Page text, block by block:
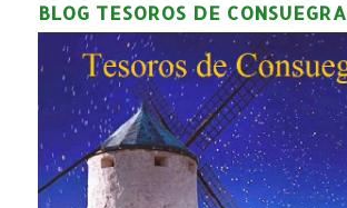
BLOG TESOROS DE CONSUEGRA